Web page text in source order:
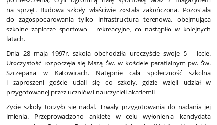
na sprzęt. Budowa szkoły właściwie została zakończona. Pozostała
do zagospodarowania tylko infrastruktura terenowa, obejmująca
szkolne zaplecze sportowo - rekreacyjne, co nastąpiło w kolejnych
latach.
Dnia 28 maja 1997r. szkoła obchodziła uroczyście swoje 5 - lecie.
Uroczystość rozpoczęła się Mszą Św. w kościele parafialnym pw. Św.
Szczepana w Katowicach. Natępnie cała społeczność szkolna
i zaproszeni goście udali się do szkoły, gdzie wzięli udział w
przygotowanej przez uczniów i nauczycieli akademii.
Życie szkoły toczyło się nadal. Trwały przygotowania do nadania jej
imienia. Przeprowadzono ankietę w celu wyłonienia kandydata